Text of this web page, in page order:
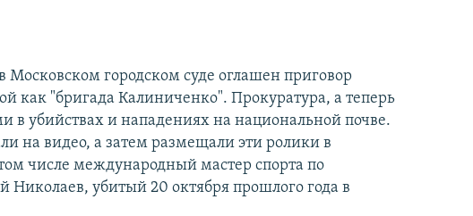
Московском городском суде оглашен приговор
как "бригада Калиниченко". Прокуратура, а теперь
в убийствах и нападениях на национальной почве.
на видео, а затем размещали эти ролики в
числе международный мастер спорта по
убитый 20 октября прошлого года в